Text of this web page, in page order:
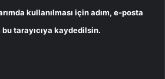
kullanılması için adım, e-posta
tarayıcıya kaydedilsin.